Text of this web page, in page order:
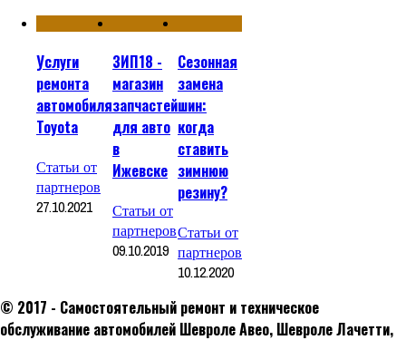
Услуги
ремонта
автомобиля
Toyota
Статьи от
партнеров
27.10.2021
ЗИП18 -
магазин
запчастей
для авто
в
Ижевске
Статьи от
партнеров
09.10.2019
Сезонная
замена
шин:
когда
ставить
зимнюю
резину?
Статьи от
партнеров
10.12.2020
© 2017 - Самостоятельный ремонт и техническое
обслуживание автомобилей Шевроле Авео, Шевроле Лачетти,